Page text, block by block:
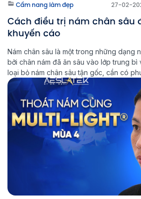
Cẩm nang làm đẹp 27-02-
Cách điều trị nám chân sâu
khuyến cáo
Nám chân sâu là một trong những dạng
bởi chân nám đã ăn sâu vào lớp trung bì
loại bỏ nám chân sâu tận gốc, cần có
hợp và kiên trì trong quá trình chăm sóc